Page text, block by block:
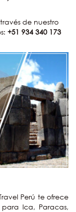
de nuestro
+51 934 340 173
Perú te ofrece
para Ica, Paracas,